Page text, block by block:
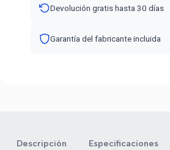
Devolución gratis hasta 30 días
Garantía del fabricante incluida
Descripción Especificaciones